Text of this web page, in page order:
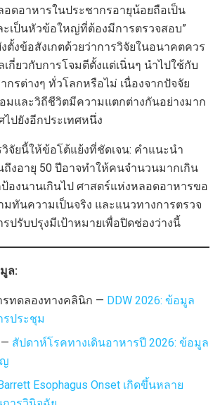
ดอาหารในประชากรอายุน้อยถือเป็น
ะเป็นหัวข้อใหญ่ที่ต้องมีการตรวจสอบ”
ตั้งข้อสังเกตด้วยว่าการวิจัยในอนาคตควร
กี่ยวกับการโจมตีตั้งแต่เนิ่นๆ นำไปใช้กับ
รต่างๆ ทั่วโลกหรือไม่ เนื่องจากปัจจัย
มและวิถีชีวิตมีความแตกต่างกันอย่างมาก
ไปยังอีกประเทศหนึ่ง
จัยนี้ให้ข้อโต้แย้งที่ชัดเจน: คำแนะนำ
งอายุ 50 ปีอาจทำให้คนจำนวนมากเกิน
องนานเกินไป ศาสตร์แห่งหลอดอาหารขอ
มทันความเป็นจริง และแนวทางการตรวจ
ปรับปรุงมีเป้าหมายเพื่อปิดช่องว่างนี้
ล:
ทดลองทางคลินิก — DDW 2026: ข้อมูล
ประชุม
สัปดาห์โรคทางเดินอาหารปี 2026: ข้อมูล
Esophagus Onset เกิดขึ้นหลาย